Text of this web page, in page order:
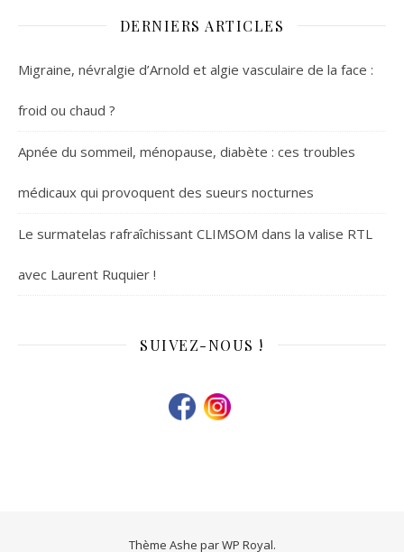
DERNIERS ARTICLES
Migraine, névralgie d’Arnold et algie vasculaire de la face :
froid ou chaud ?
Apnée du sommeil, ménopause, diabète : ces troubles
médicaux qui provoquent des sueurs nocturnes
Le surmatelas rafraîchissant CLIMSOM dans la valise RTL
avec Laurent Ruquier !
SUIVEZ-NOUS !
Thème Ashe parWP Royal.